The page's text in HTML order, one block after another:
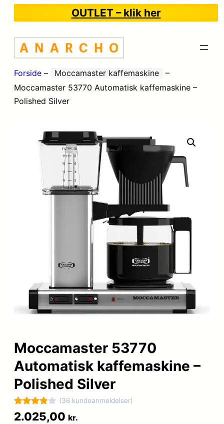
OUTLET – klik her
Forside – Moccamaster kaffemaskine
–
Moccamaster 53770 Automatisk kaffemaskine –
Polished Silver
Moccamaster 53770
Automatisk kaffemaskine –
Polished Silver
Bedømt
36
(36 kundeanmeldelser)
2.025,00 kr.